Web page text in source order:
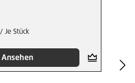
/ Je Stück
Ansehen